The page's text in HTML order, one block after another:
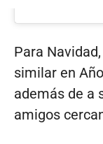
Para
similar en
además de a
amigos